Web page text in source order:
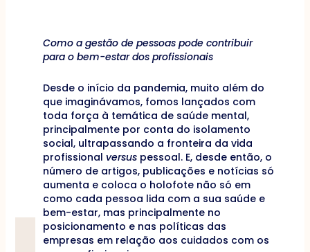
Como a gestão de pessoas pode contribuir
para o bem-estar dos profissionais
Desde o início da pandemia, muito além do
que imaginávamos, fomos lançados com
toda força à temática de saúde mental,
principalmente por conta do isolamento
social, ultrapassando a fronteira da vida
profissional versuspessoal. E, desde então, o
número de artigos, publicações e notícias só
aumenta e coloca o holofote não só em
como cada pessoa lida com a sua saúde e
bem-estar, mas principalmente no
posicionamento e nas políticas das
empresas em relação aos cuidados com os